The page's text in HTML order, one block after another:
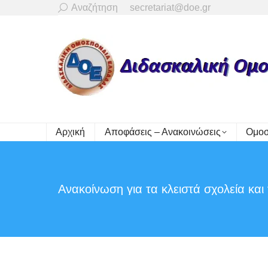
Search:
Αναζήτηση secretariat@doe.gr
Αρχική Αποφάσεις – Ανακοινώσεις
Ανακοίνωση για τα κλειστά σχολεία